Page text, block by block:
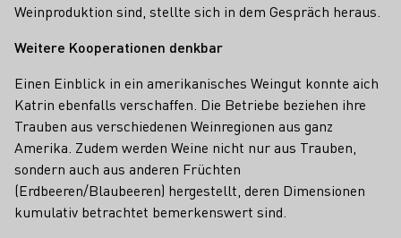
Weinproduktion sind, stellte sich in dem Gespräch heraus.
Weitere Kooperationen denkbar
Einen Einblick in ein amerikanisches Weingut konnte aich
Katrin ebenfalls verschaffen. Die Betriebe beziehen ihre
Trauben aus verschiedenen Weinregionen aus ganz
Amerika. Zudem werden Weine nicht nur aus Trauben,
sondern auch aus anderen Früchten
(Erdbeeren/Blaubeeren) hergestellt, deren Dimensionen
kumulativ betrachtet bemerkenswert sind.